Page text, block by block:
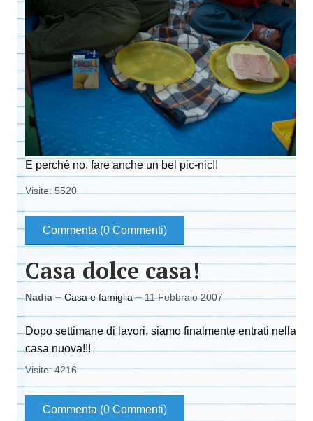
E perché no, fare anche un bel pic-nic!!
Visite: 5520
Commenta (0 Commenti)
Casa dolce casa!
Nadia Casa e famiglia 11 Febbraio 2007
Dopo settimane di lavori, siamo finalmente entrati nella
casa nuova!!!
Visite: 4216
Commenta (0 Commenti)